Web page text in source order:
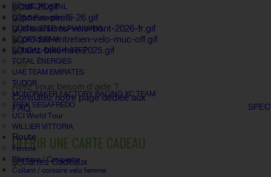
PICNIC POSTNL
Q36.5 Pinarello
QUICK-STEP ALPHA VINYL
SCOTT SRAM
SOUDAL QUICK-STEP
TOTAL ÉNERGIES
UAE TEAM EMIRATES
TUDOR
MONDRAKER FACTORY RACING XC TEAM
TREK SEGAFREDO
UCI World Tour
WILLIER VITTORIA
Route
Femme
Bandana / Casquette
Collant / corsaire velo femme
FAQ
Avez vous besoin d'aide ?
Consultez notre page dédiée aux
FAQ.
OFFRIR UNE CARTE CADEAU